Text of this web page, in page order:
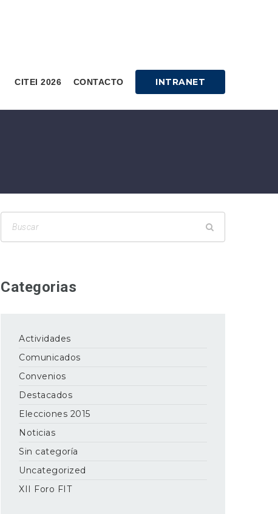
CITEI 2026 CONTACTO INTRANET
Categorias
Actividades
Comunicados
Convenios
Destacados
Elecciones 2015
Noticias
Sin categoría
Uncategorized
XII Foro FIT